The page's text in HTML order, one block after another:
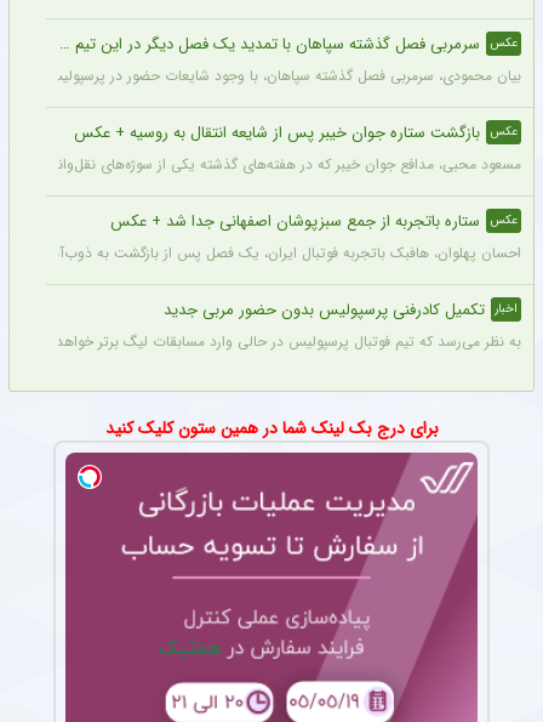
عکس سرمربی فصل گذشته سپاهان با تمدید یک فصل دیگر در این تیم ماند + عکس
بیان محمودی، سرمربی فصل گذشته سپاهان، با وجود شایعات حضور در پرسپولیس،
عکس بازگشت ستاره جوان خیبر پس از شایعه انتقال به روسیه + عکس
مسعود محبی، مدافع جوان خیبر که در هفته‌های گذشته یکی از سوژه‌های نقل‌وانتقالات
عکس ستاره باتجربه از جمع سبزپوشان اصفهانی جدا شد + عکس
احسان پهلوان، هافبک باتجربه فوتبال ایران، یک فصل پس از بازگشت به ذوب‌آهن، از
اخبار تکمیل کادرفنی پرسپولیس بدون حضور مربی جدید
به نظر می‌رسد که تیم فوتبال پرسپولیس در حالی وارد مسابقات لیگ برتر خواهد شد که
برای درج بک لینک شما در همین ستون کلیک کنید